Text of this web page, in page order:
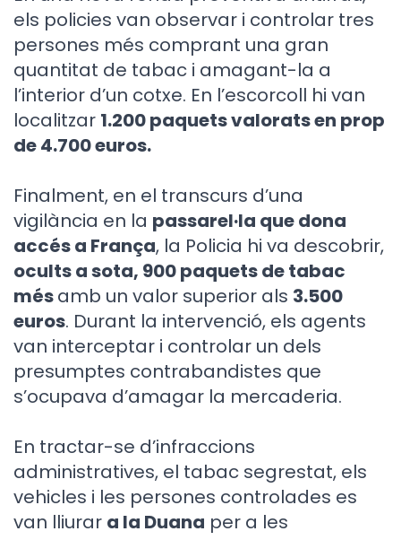
els policies van observar i controlar tres
persones més comprant una gran
quantitat de tabac i amagant-la a
l’interior d’un cotxe. En l’escorcoll hi van
localitzar 1.200 paquets valorats en prop
de 4.700 euros.
Finalment, en el transcurs d’una
vigilància en la passarel·la que dona
accés a França, la Policia hi va descobrir,
ocults a sota, 900 paquets de tabac
mésamb un valor superior als 3.500
euros. Durant la intervenció, els agents
van interceptar i controlar un dels
presumptes contrabandistes que
s’ocupava d’amagar la mercaderia.
En tractar-se d’infraccions
administratives, el tabac segrestat, els
vehicles i les persones controlades es
van lliurar a la Duana per a les